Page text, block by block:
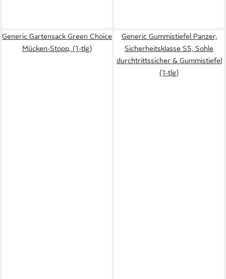
Generic Gartensack Green Choice
Mücken-Stopp, (1-tlg)
Generic Gummistiefel Panzer,
Sicherheitsklasse S5, Sohle
durchtrittssicher & Gummistiefel
(1-tlg)